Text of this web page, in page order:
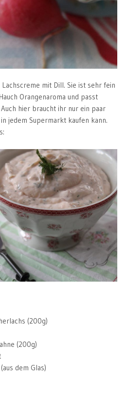
mit Dill. Sie ist sehr fein
Orangenaroma und passt
hier braucht ihr nur ein paar
jedem Supermarkt kaufen kann.
(200g)
(200g)
dem Glas)